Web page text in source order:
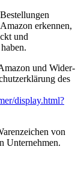
erkennen,
und
und Wider­
des
display.html?
von
Unter­nehmen.